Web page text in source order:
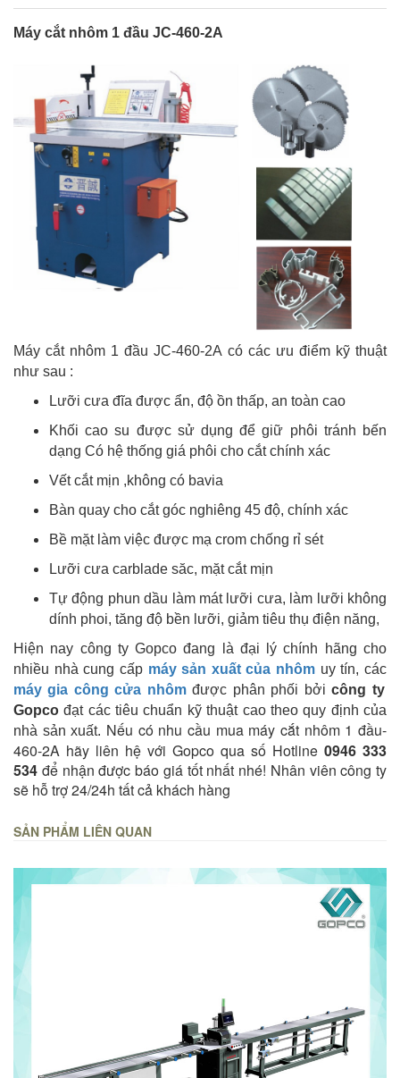
Máy cắt nhôm 1 đầu JC-460-2A
Máy cắt nhôm 1 đầu JC-460-2A có các ưu điểm kỹ thuật
như sau :
Lưỡi cưa đĩa được ẩn, độ ồn thấp, an toàn cao
Khối cao su được sử dụng để giữ phôi tránh bến
dạng Có hệ thống giá phôi cho cắt chính xác
Vết cắt mịn ,không có bavia
Bàn quay cho cắt góc nghiêng 45 độ, chính xác
Bề mặt làm việc được mạ crom chống rỉ sét
Lưỡi cưa carblade săc, mặt cắt mịn
Tự động phun dầu làm mát lưỡi cưa, làm lưỡi không
dính phoi, tăng độ bền lưỡi, giảm tiêu thụ điện năng,
Hiện nay công ty Gopco đang là đại lý chính hãng cho
nhiều nhà cung cấp máy sản xuất của nhôm uy tín, các
máy gia công cửa nhômđược phân phối bởi công ty
Gopco đạt các tiêu chuẩn kỹ thuật cao theo quy định của
nhà sản xuất. Nếu có nhu cầu mua máy cắt nhôm 1 đầu-
460-2A hãy liên hệ với Gopco qua số Hotline 0946 333
534 để nhận được báo giá tốt nhất nhé! Nhân viên công ty
sẽ hỗ trợ 24/24h tất cả khách hàng
SẢN PHẨM LIÊN QUAN